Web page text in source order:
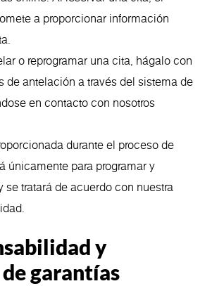
a proporcionar información
o reprogramar una cita, hágalo con
de antelación a través del sistema de
en contacto con nosotros
durante el proceso de
únicamente para programar y
se tratará de acuerdo con nuestra
y
garantías